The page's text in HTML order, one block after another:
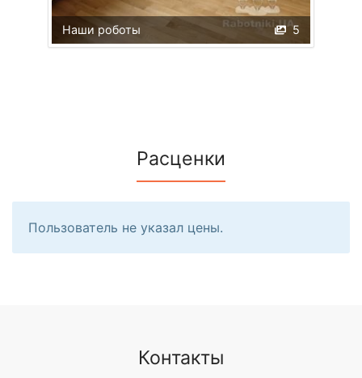
5
Наши роботы
Расценки
Пользователь не указал цены.
Контакты